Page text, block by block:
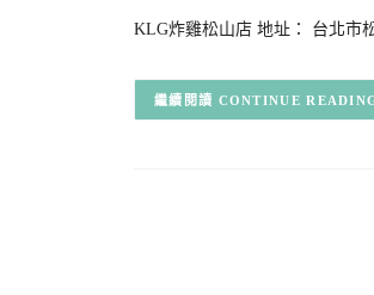
KLG炸雞松山店 地址： 台北市
CONTINUE